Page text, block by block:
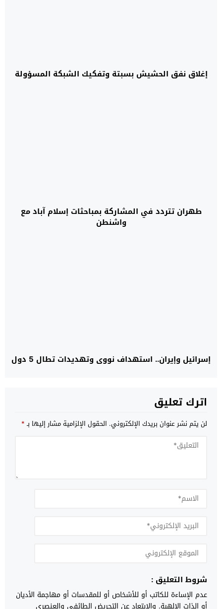
إغلاق نفق الحشيش بسبتة وتفكيك الشبكة المسؤولة
طهران تتردد في المشاركة بمباحثات إسلام آباد مع
واشنطن
إسرائيل وإيران.. استهداف نووي وتهديدات تطال 5 دول
اترك تعليق
لن يتم نشر عنوان بريدك الإلكتروني. الحقول الإلزامية مشار إليها بـ*
شروط التعليق :
عدم الإساءة للكاتب أو للأشخاص أو للمقدسات أو مهاجمة الأديان
أو الذات الالهية. والابتعاد عن التحريض الطائفي والعنصري